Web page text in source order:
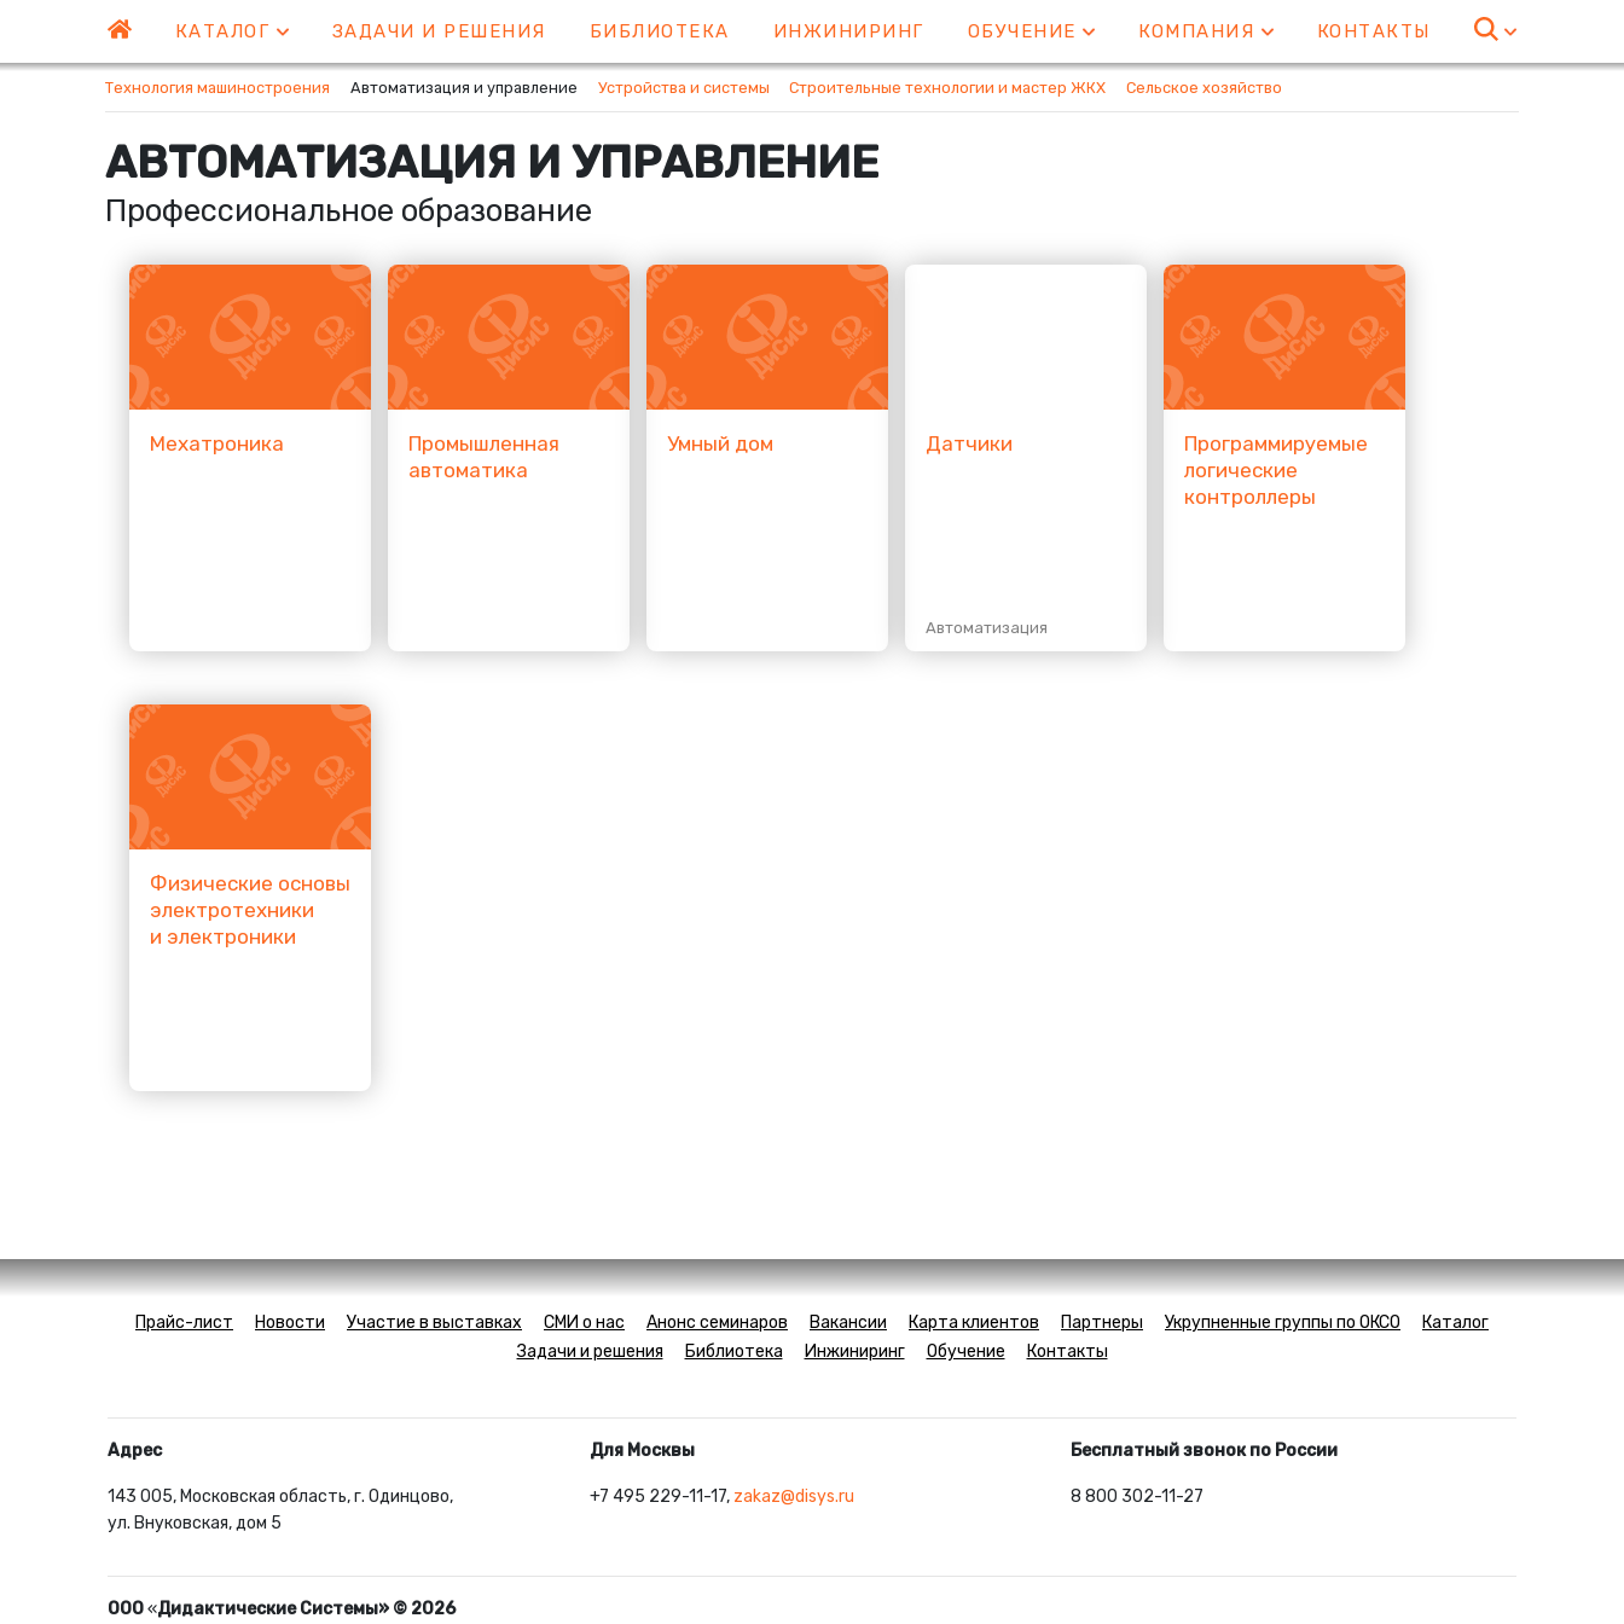
КАТАЛОГ ЗАДАЧИ И РЕШЕНИЯ БИБЛИОТЕКА ИНЖИНИРИНГ ОБУЧЕНИЕ КОМПАНИЯ КОНТАКТЫ
Технология машиностроения Автоматизация и управление Устройства и системы Строительные технологии и мастер ЖКХ Сельское хозяйство
АВТОМАТИЗАЦИЯ И УПРАВЛЕНИЕ
Профессиональное образование
Мехатроника
Промышленная
автоматика
Умный дом Датчики
Автоматизация
Программируемые
логические
контроллеры
Физические основы
электротехники
и электроники
Прайс-лист Новости Участие в выставках СМИ о нас Анонс семинаров Вакансии Карта клиентов Партнеры Укрупненные группы по ОКСО
Каталог
Задачи и решения
Библиотека Инжиниринг Обучение Контакты
Адрес
143 005, Московская область, г. Одинцово,
ул. Внуковская, дом 5
Для Москвы
+7 495 229-11-17, zakaz@disys.ru
Бесплатный звонок по России
8 800 302-11-27
ООО«Дидактические Системы» © 2026